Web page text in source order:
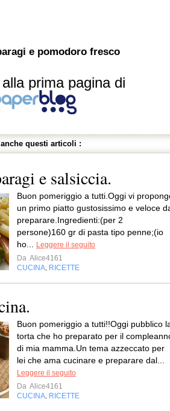
e pomodoro fresco
prima pagina di
questi articoli :
e salsiccia.
Buon pomeriggio a tutti.Oggi vi
un primo piatto gustosissimo e veloce
preparare.Ingredienti:(per 2
persone)160 gr di pasta tipo penne;(io
ho...
Leggere il seguito
Da Alice4161
CUCINA RICETTE
Buon pomeriggio a tutti!!Oggi pubblico
torta che ho preparato per il
di mia mamma.Un tema azzeccato per
lei che ama cucinare e preparare dal...
Leggere il seguito
Da Alice4161
CUCINA RICETTE